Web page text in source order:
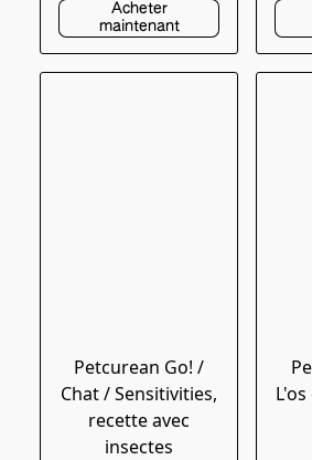
Acheter
maintenant
Petcurean Go! /
Chat / Sensitivities,
recette avec
insectes